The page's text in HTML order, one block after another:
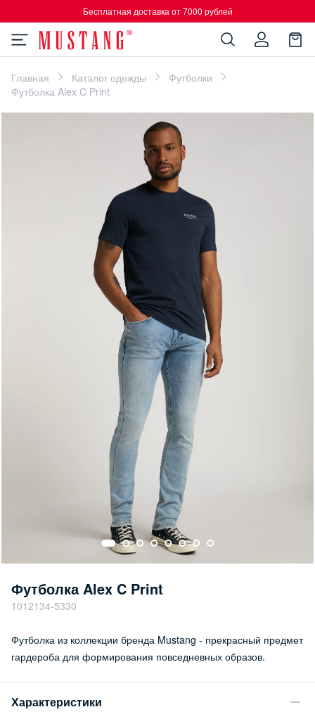
Бесплатная доставка от 7000 рублей
Главная Каталог одежды
Футболки
Футболка Alex C Print
Футболка Alex C Print
1012134-5330
Футболка из коллекции бренда Mustang - прекрасный предмет
гардероба для формирования повседневных образов.
Характеристики